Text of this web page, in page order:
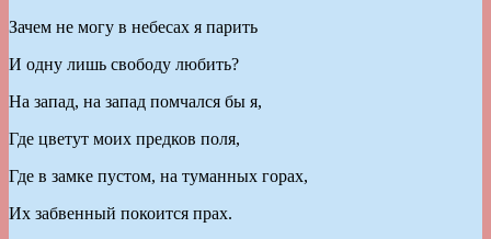
Зачем не могу в небесах я парить
И одну лишь свободу любить?
На запад, на запад помчался бы я,
Где цветут моих предков поля,
Где в замке пустом, на туманных горах,
Их забвенный покоится прах.